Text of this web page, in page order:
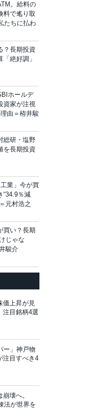
。給料の
料で毟り取
たちに払わ
？長期投資
絶好調」
ホールデ
資家が注視
由＝栫井駿
総研・塩野
を長期投資
業」今が買
“34.9％減
元村浩之
買い？長期
じゃな
駿介
価上昇が見
注目銘柄4選
ー」神戸物
注目すべき4
壊へ。
法が世界を